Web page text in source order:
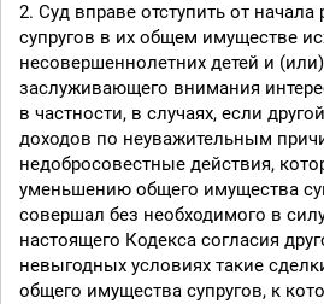
2. Суд вправе отступить от начала
супругов в их общем имуществе
несовершеннолетних детей и
заслуживающего внимания
в частности, в случаях, если
доходов по неуважительным
недобросовестные действия,
уменьшению общего имущества
совершал без необходимого в
настоящего Кодекса согласия
невыгодных условиях такие
общего имущества супругов, к